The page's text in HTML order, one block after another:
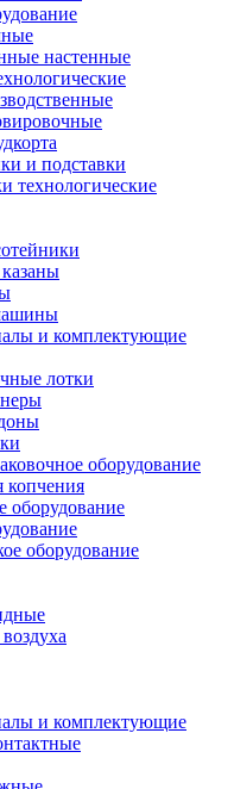
настенные
и подставки
технологические
и комплектующие
лотки
оборудование
копчения
оборудование
оборудование
и комплектующие